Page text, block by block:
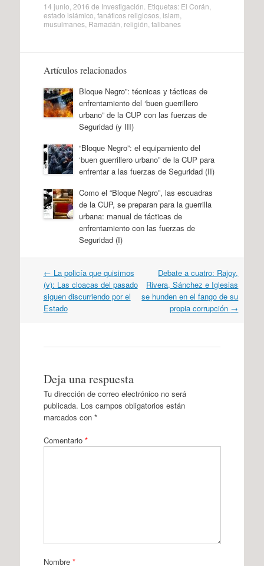
14 junio, 2016 de Investigación . Etiquetas: El Corán
estado islámico fanáticos religiosos, islam
musulmanes, Ramadán religión talibanes
Artículos relacionados
Bloque Negro”: técnicas y tácticas de
enfrentamiento del ‘buen guerrillero
urbano” de la CUP con las fuerzas de
Seguridad (y III)
“Bloque Negro”: el equipamiento del
‘buen guerrillero urbano” de la CUP para
enfrentar a las fuerzas de Seguridad (II)
Como el “Bloque Negro”, las escuadras
de la CUP, se preparan para la guerrilla
urbana: manual de tácticas de
enfrentamiento con las fuerzas de
Seguridad (I)
Navegación
por
artículos
← La policía que quisimos
(v): Las cloacas del pasado
siguen discurriendo por el
Estado
Debate a cuatro: Rajoy,
Rivera, Sánchez e Iglesias
se hunden en el fango de su
propia corrupción →
Deja una respuesta
Tu dirección de correo electrónico no será
publicada. Los campos obligatorios están
marcados con *
Comentario *
Nombre *